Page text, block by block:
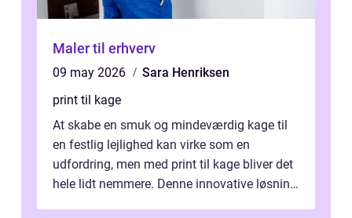
Maler til erhverv
09 may 2026
Sara Henriksen
print til kage
At skabe en smuk og mindeværdig kage til
en festlig lejlighed kan virke som en
udfordring, men med print til kage bliver det
hele lidt nemmere. Denne innovative løsning